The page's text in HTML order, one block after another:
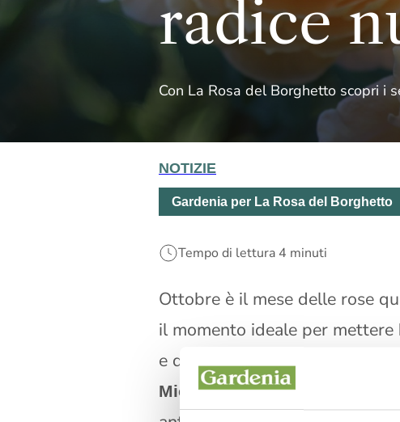
radice
Con La Rosa del Borghetto scopri i
NOTIZIE
Gardenia per La Rosa del Borghetto
Tempo di lettura 4 minuti
Ottobre è il mese delle rose
il momento ideale per mettere
e delle piogge autunnali che
Michele Castrinide